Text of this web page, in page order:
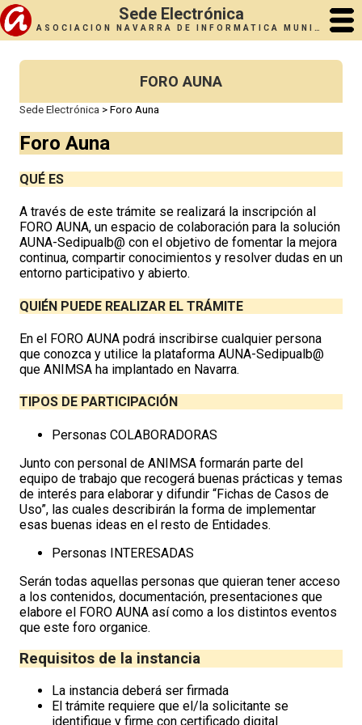
Sede Electrónica
ASOCIACIÓN NAVARRA DE INFORMÁTICA MUNICIPAL (ANIMSA)
FORO AUNA
Sede Electrónica >Foro Auna
Foro Auna
QUÉ ES
A través de este trámite se realizará la inscripción al
FORO AUNA, un espacio de colaboración para la solución
AUNA-Sedipualb@ con el objetivo de fomentar la mejora
continua, compartir conocimientos y resolver dudas en un
entorno participativo y abierto.
QUIÉN PUEDE REALIZAR EL TRÁMITE
En el FORO AUNA podrá inscribirse cualquier persona
que conozca y utilice la plataforma AUNA-Sedipualb@
que ANIMSA ha implantado en Navarra.
TIPOS DE PARTICIPACIÓN
Personas COLABORADORAS
Junto con personal de ANIMSA formarán parte del
equipo de trabajo que recogerá buenas prácticas y temas
de interés para elaborar y difundir “Fichas de Casos de
Uso”, las cuales describirán la forma de implementar
esas buenas ideas en el resto de Entidades.
Personas INTERESADAS
Serán todas aquellas personas que quieran tener acceso
a los contenidos, documentación, presentaciones que
elabore el FORO AUNA así como a los distintos eventos
que este foro organice.
Requisitos de la instancia
La instancia deberá ser firmada
El trámite requiere que el/la solicitante se
identifique y firme con certificado digital